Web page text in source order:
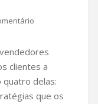
clientes a
delas:
que os